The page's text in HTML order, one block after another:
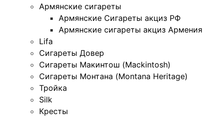
Армянские сигареты
Армянские Сигареты акциз РФ
Армянские сигареты акциз Армения
Lifa
Сигареты Довер
Сигареты Макинтош (Mackintosh)
Сигареты Монтана (Montana Heritage)
Тройка
Silk
Кресты